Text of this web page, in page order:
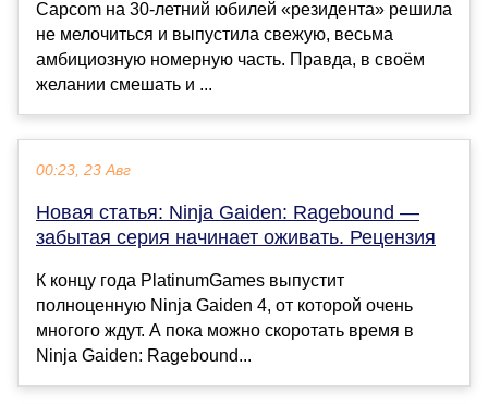
Capcom на 30-летний юбилей «резидента» решила
не мелочиться и выпустила свежую, весьма
амбициозную номерную часть. Правда, в своём
желании смешать и ...
00:23, 23 Авг
Новая статья: Ninja Gaiden: Ragebound —
забытая серия начинает оживать. Рецензия
К концу года PlatinumGames выпустит
полноценную Ninja Gaiden 4, от которой очень
многого ждут. А пока можно скоротать время в
Ninja Gaiden: Ragebound...